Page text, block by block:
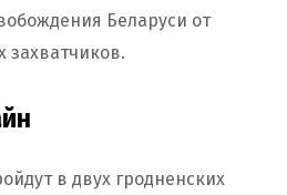
Беларуси от
захватчиков.
в двух гродненских